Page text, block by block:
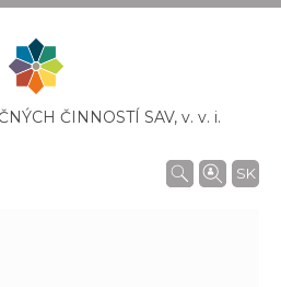
ČINNOSTÍ SAV, v. v. i.
SK